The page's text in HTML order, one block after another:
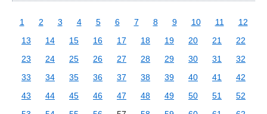
1 2 3 4 5 6 7 8 9 10 11
12
13
14 15 16 17 18 19 20 21
22
23
24 25 26 27 28 29 30 31
32
33
34 35 36 37 38 39 40 41
42
43
44 45 46 47 48 49 50 51
52